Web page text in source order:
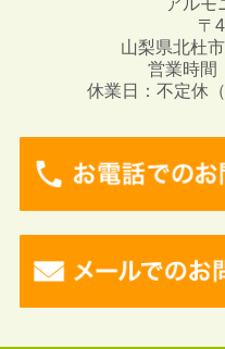
〒
山梨県北杜
営業時間
休業日：不定休